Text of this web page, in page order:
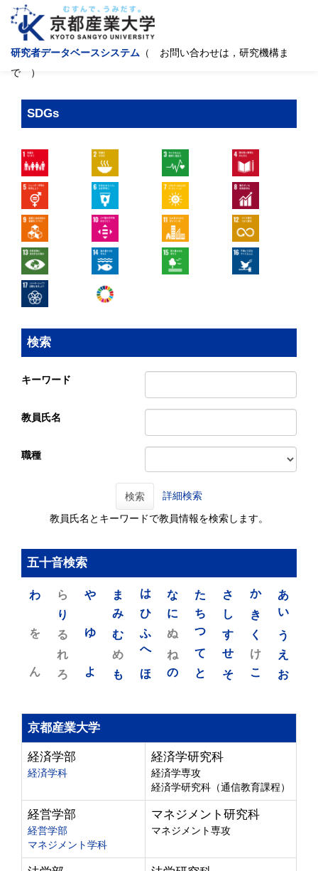
研究者データベースシステム （ お問い合わせは，研究機構ま
で ）
SDGs
検索
キーワード
教員氏名
職種
検索 詳細検索
教員氏名とキーワードで教員情報を検索します。
五十音検索
あ
い
う
え
お
か
き
く
け
こ
さ
し
す
せ
そ
た
ち
つ
て
と
な
に
ぬ
ね
の
は
ひ
ふ
へ
ほ
ま
み
む
め
も
や
ゆ
よ
ら
り
る
れ
ろ
わ
を
ん
京都産業大学
経済学部
経済学科
経済学研究科
経済学専攻
経済学研究科（通信教育課程）
経営学部
経営学部
マネジメント学科
マネジメント研究科
マネジメント専攻